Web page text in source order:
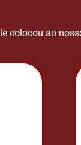
colocou ao